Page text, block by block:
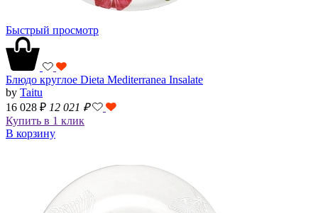
Быстрый просмотр
Блюдо круглое Dieta Mediterranea Insalate
by Taitu
16 028 ₽ 12 021 ₽
Купить в 1 клик
В корзину